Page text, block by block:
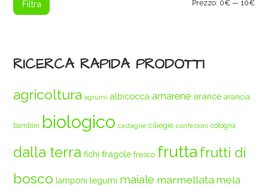
Filtra Prezzo: 0€— 10€
RICERCA RAPIDA PRODOTTI
agricoltura agrumi albicocca amarene arance arancia
bambini biologico castagne ciliegie confezioni cotogna
dalla terra fichi fragole fresco frutta frutti di
bosco lamponi legumi maiale marmellata mela